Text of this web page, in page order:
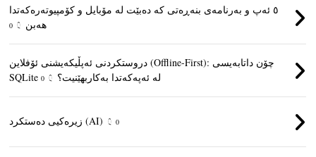
٥ ئەپ و بەرنامەی بنەڕەتی کە دەبێت لە مۆبایل و کۆمپیوتەرەکەتدا
هەبن
دروستکردنی ئەپڵیکەیشنی ئۆفلاین (Offline-First): چۆن داتابەیسی
SQLite لە ئەپەکەتدا بەکاربهێنیت؟
زیرەکیی دەستکرد (AI) 0